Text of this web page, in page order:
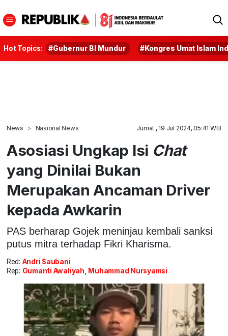
Hot Topics: #Gubernur BI Mundur #Kongres Umat Islam
News Nasional News Jumat , 19 Jul 2024, 05:41 WIB
Asosiasi Ungkap Isi Chat
yang Dinilai Bukan
Merupakan Ancaman Driver
kepada Awkarin
PAS berharap Gojek meninjau kembali sanksi
putus mitra terhadap Fikri Kharisma.
Red: Andri Saubani
Rep: Gumanti Awaliyah, Muhammad Nursyamsi